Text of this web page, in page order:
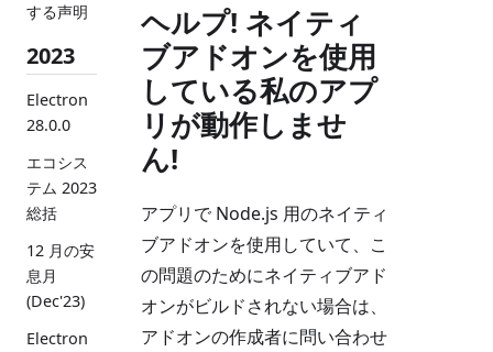
する声明
2023
Electron
28.0.0
エコシス
テム 2023
総括
12 月の安
息月
(Dec'23)
Electron
ヘルプ! ネイティ
ブアドオンを使用
している私のアプ
リが動作しませ
ん!
アプリで Node.js 用のネイティ
ブアドオンを使用していて、こ
の問題のためにネイティブアド
オンがビルドされない場合は、
アドオンの作成者に問い合わせ